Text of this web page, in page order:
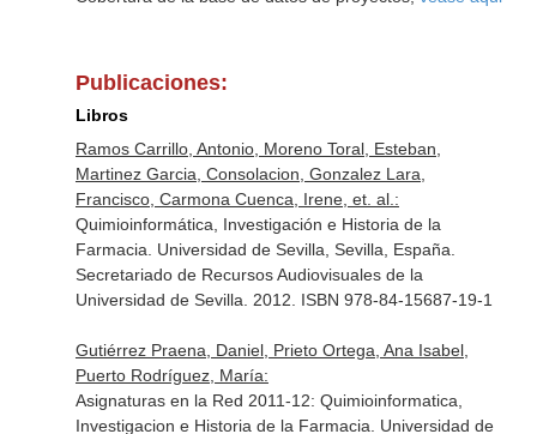
Publicaciones:
Libros
Ramos Carrillo, Antonio, Moreno Toral, Esteban,
Martinez Garcia, Consolacion, Gonzalez Lara,
Francisco, Carmona Cuenca, Irene, et. al.:
Quimioinformática, Investigación e Historia de la
Farmacia. Universidad de Sevilla, Sevilla, España.
Secretariado de Recursos Audiovisuales de la
Universidad de Sevilla. 2012. ISBN 978-84-15687-19-1
Gutiérrez Praena, Daniel, Prieto Ortega, Ana Isabel,
Puerto Rodríguez, María:
Asignaturas en la Red 2011-12: Quimioinformatica,
Investigacion e Historia de la Farmacia. Universidad de